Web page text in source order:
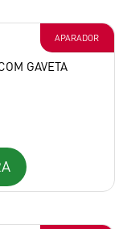
APARADOR
GAVETA